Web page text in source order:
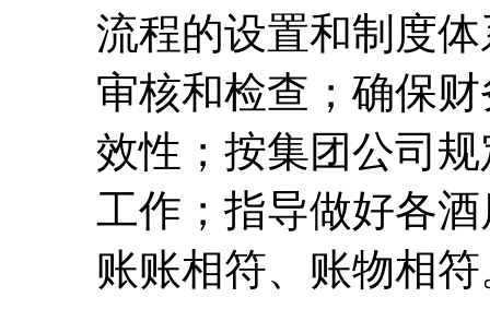
流程的设置和制度
审核和检查；确保
效性；按集团公司
工作；指导做好各
账账相符、账物相符